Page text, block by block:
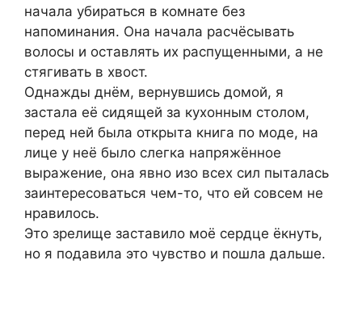
начала убираться в комнате без
напоминания. Она начала расчёсывать
волосы и оставлять их распущенными, а не
стягивать в хвост.
Однажды днём, вернувшись домой, я
застала её сидящей за кухонным столом,
перед ней была открыта книга по моде, на
лице у неё было слегка напряжённое
выражение, она явно изо всех сил пыталась
заинтересоваться чем-то, что ей совсем не
нравилось.
Это зрелище заставило моё сердце ёкнуть,
но я подавила это чувство и пошла дальше.